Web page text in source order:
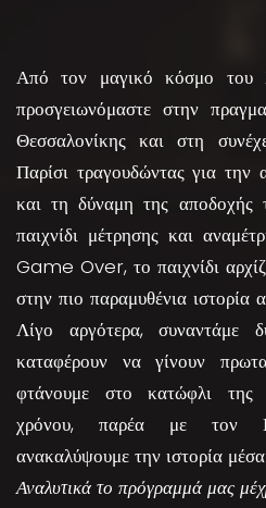
Από τον μαγικό κόσμο του
προσγειωνόμαστε στην
Θεσσαλονίκης και στη
Παρίσι τραγουδώντας για την
και τη δύναμη της αποδοχής
παιχνίδι μέτρησης και
Game Over, το παιχνίδι
στην πιο παραμυθένια ιστορία
Λίγο αργότερα,
καταφέρουν να γίνουν
φτάνουμε στο κατώφλι της
χρόνου, παρέα με τον
ανακαλύψουμε την ιστορία
Αναλυτικά το πρόγραμμά μας